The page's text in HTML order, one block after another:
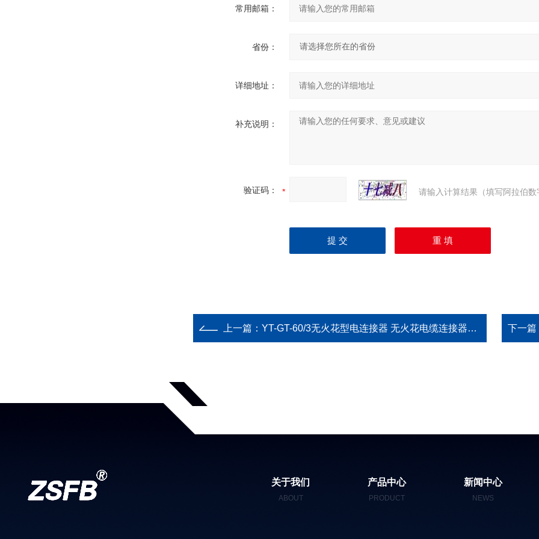
常用邮箱：
省份：
详细地址：
补充说明：
验证码： 请输入计算结果（填写阿拉伯
上一篇： YT-GT-60/3无火花型电连接器 无火花电缆连接器防爆箱插头插座单相三极固定式YT-GT-60/3 下一篇
关于我们
ABOUT
产品中心
PRODUCT
新闻中心
NEWS